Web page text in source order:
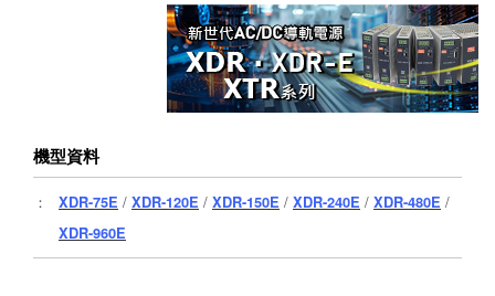
機型資料
： XDR-75E / XDR-120E / XDR-150E / XDR-240E / XDR-480E /
XDR-960E